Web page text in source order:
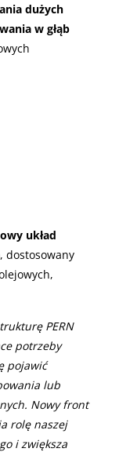
dużych
w głąb
układ
, dostosowany
PERN
potrzeby
pojawić
lub
Nowy front
rolę naszej
i zwiększa